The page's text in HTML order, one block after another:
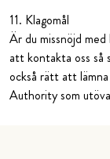
11. Klagomål
Är du missnöjd
att kontakta oss så
också rätt att
Authority som